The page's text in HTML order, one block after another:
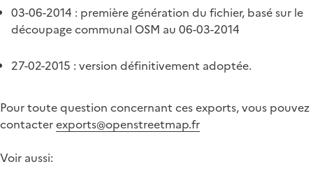
03-06-2014 : première génération du fichier, basé sur le
découpage communal OSM au 06-03-2014
27-02-2015 : version définitivement adoptée.
Pour toute question concernant ces exports, vous pouvez
contacterexports@openstreetmap.fr
Voir aussi: